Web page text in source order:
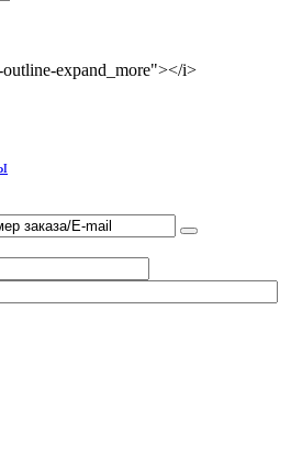
expand_more"></i>